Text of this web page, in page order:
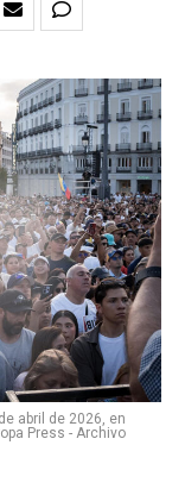
abril de 2026, en
Press - Archivo